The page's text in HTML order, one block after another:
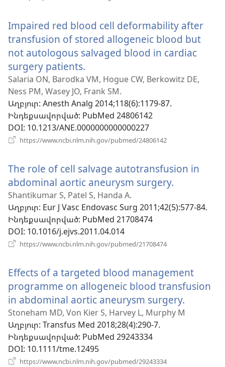
պատուհան)
Impaired red blood cell deformability after
transfusion of stored allogeneic blood but
not autologous salvaged blood in cardiac
surgery patients.
է
նոր
պատուհան)
Salaria ON, Barodka VM, Hogue CW, Berkowitz DE,
Ness PM, Wasey JO, Frank SM.
Աղբյուր‎: Anesth Analg 2014;118(6):1179-87.
Ինդեքսավորված‎: PubMed 24806142
DOI‎: 10.1213/ANE.0000000000000227
https://www.ncbi.nlm.nih.gov/pubmed/24806142
պատուհան)
The role of cell salvage autotransfusion in
abdominal aortic aneurysm surgery.
նոր
Shantikumar S, Patel S, Handa A.
Աղբյուր‎: Eur J Vasc Endovasc Surg 2011;42(5):577-84.
Ինդեքսավորված‎: PubMed 21708474
DOI‎: 10.1016/j.ejvs.2011.04.014
https://www.ncbi.nlm.nih.gov/pubmed/21708474
պատուհան)
Effects of a targeted blood management
programme on allogeneic blood transfusion
in abdominal aortic aneurysm surgery.
Stoneham MD, Von Kier S, Harvey L, Murphy M
Աղբյուր‎: Transfus Med 2018;28(4):290-7.
Ինդեքսավորված‎: PubMed 29243334
DOI‎: 10.1111/tme.12495
https://www.ncbi.nlm.nih.gov/pubmed/29243334